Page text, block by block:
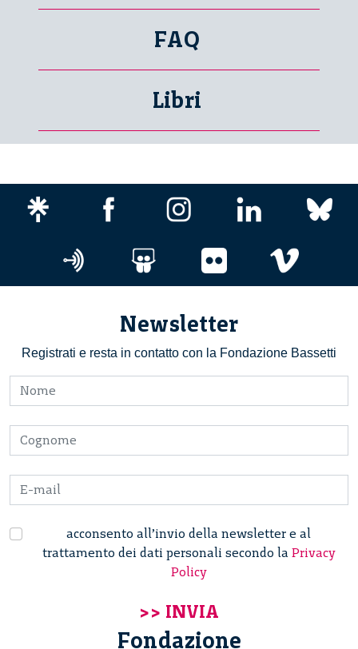
FAQ
Libri
Newsletter
Registrati e resta in contatto con la Fondazione Bassetti
acconsento all’invio della newsletter e al
trattamento dei dati personali secondo la Privacy
Policy
Fondazione